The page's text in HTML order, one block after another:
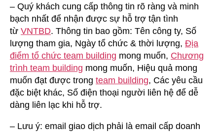
– Quý khách cung cấp thông tin rõ ràng và minh
bạch nhất để nhận được sự hỗ trợ tận tình
từ VNTBD. Thông tin bao gồm: Tên công ty, Số
lượng tham gia, Ngày tổ chức & thời lượng, Địa
điểm tổ chức team building mong muốn, Chương
trình team building mong muốn, Hiệu quả mong
muốn đạt được trong team building, Các yêu cầu
đặc biệt khác, Số điện thoại người liên hệ để dễ
dàng liên lạc khi hỗ trợ.
– Lưu ý: email giao dịch phải là email cấp doanh